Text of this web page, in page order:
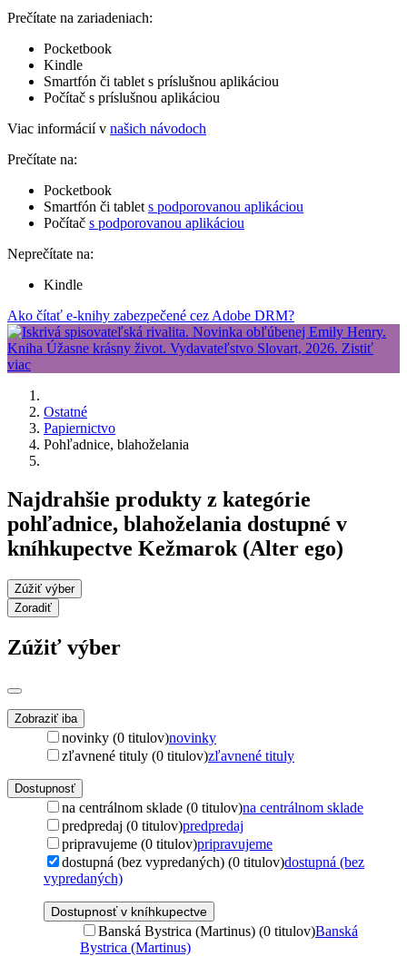
Prečítate na zariadeniach:
Pocketbook
Kindle
Smartfón či tablet s príslušnou aplikáciou
Počítač s príslušnou aplikáciou
Viac informácií v našich návodoch
Prečítate na:
Pocketbook
Smartfón či tablet s podporovanou aplikáciou
Počítač s podporovanou aplikáciou
Neprečítate na:
Kindle
Ako čítať e-knihy zabezpečené cez Adobe DRM?
Ostatné
Papiernictvo
Pohľadnice, blahoželania
Najdrahšie produkty z kategórie
pohľadnice, blahoželania dostupné v
kníhkupectve Kežmarok (Alter ego)
Zúžiť výber
Zoradiť
Zúžiť výber
Zobraziť iba
novinky (0 titulov)novinky
zľavnené tituly (0 titulov)zľavnené tituly
Dostupnosť
na centrálnom sklade (0 titulov)na centrálnom sklade
predpredaj (0 titulov)predpredaj
pripravujeme (0 titulov)pripravujeme
dostupná (bez vypredaných) (0 titulov)dostupná (bez
vypredaných)
Dostupnosť v kníhkupectve
Banská Bystrica (Martinus) (0 titulov)Banská
Bystrica (Martinus)